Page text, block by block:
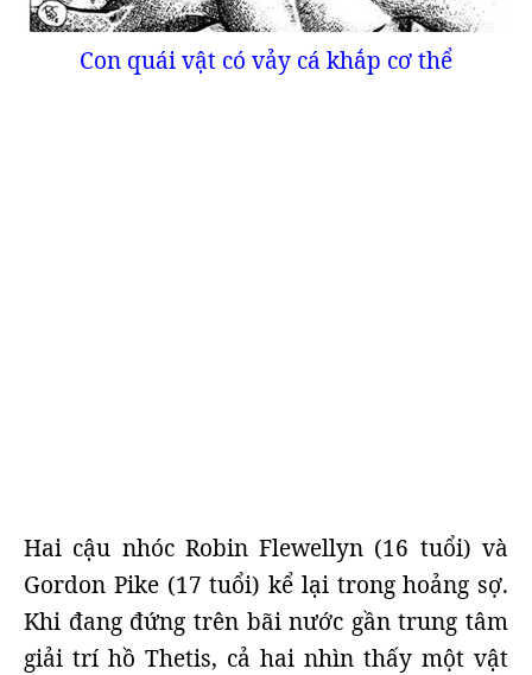
Con quái vật có vảy cá khắp cơ thể
Hai cậu nhóc Robin Flewellyn (16 tuổi) và
Gordon Pike (17 tuổi) kể lại trong hoảng sợ.
Khi đang đứng trên bãi nước gần trung tâm
giải trí hồ Thetis, cả hai nhìn thấy một vật